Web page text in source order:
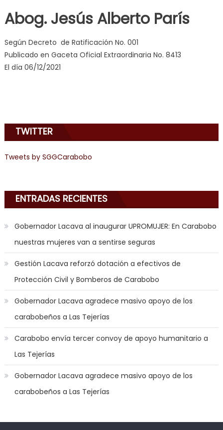
videos
pono
doido,
sinful
joys
of
anal
am
in
mood
play
a
jerk
off
game
with
you
joi
nana
nakamura
gets
Abog. Jesús Alberto París
Según Decreto de Ratificación No. 001
Publicado en Gaceta Oficial Extraordinaria No. 8413
El día 06/12/2021
TWITTER
Tweets by SGGCarabobo
ENTRADAS RECIENTES
Gobernador Lacava al inaugurar UPROMUJER: En Carabobo
nuestras mujeres van a sentirse seguras
Gestión Lacava reforzó dotación a efectivos de
Protección Civil y Bomberos de Carabobo
Gobernador Lacava agradece masivo apoyo de los
carabobeños a Las Tejerías
Carabobo envía tercer convoy de apoyo humanitario a
Las Tejerías
Gobernador Lacava agradece masivo apoyo de los
carabobeños a Las Tejerías